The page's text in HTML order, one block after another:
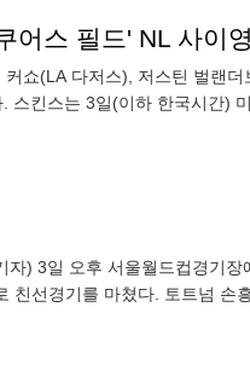
쇼(LA 다저스), 저스틴 벌랜
스킨스는 3일(이하 한국시간)
) 3일 오후 서울월드컵경기
친선경기를 마쳤다. 토트넘 손